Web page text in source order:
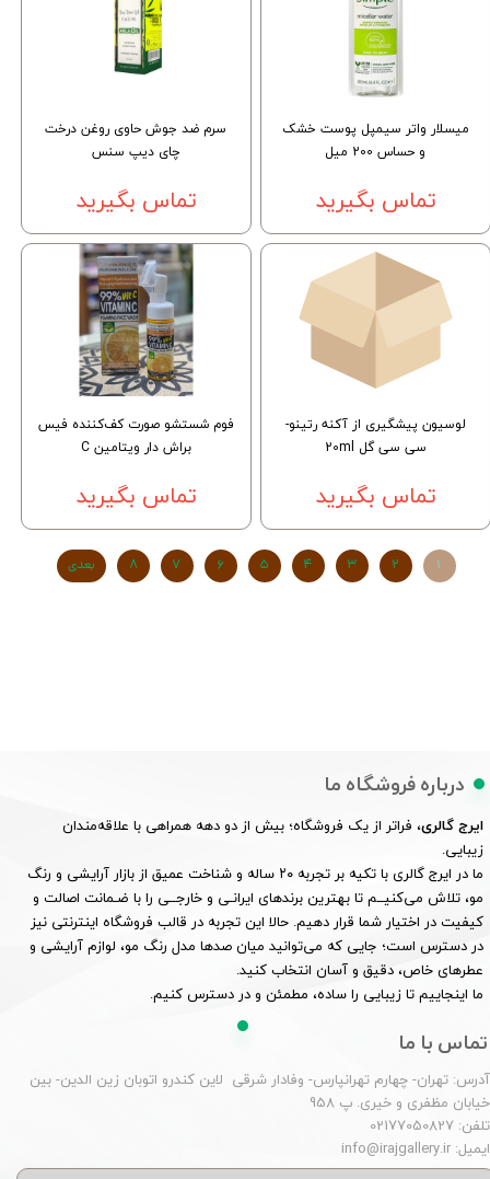
میسلار واتر سیمپل پوست خشک
و حساس 200 میل
تماس بگیرید
سرم ضد جوش حاوی روغن درخت
چای دیپ سنس
تماس بگیرید
لوسیون پیشگیری از آکنه رتینو-
سی سی گل 20ml
تماس بگیرید
فوم شستشو صورت کف‌کننده فیس
براش دار ویتامین C
تماس بگیرید
۱ ۲ ۳ ۴ ۵ ۶ ۷ ۸ بعدی
درباره فروشگاه ما
ایرج گالری، فراتر از یک فروشگاه؛ بیش از دو دهه همراهی با علاقه‌مندان
زیبایی.
ما در ایرج گالری با تکیه بر تجربه ۲۰ ساله و شناخت عمیق از بازار آرایشی و رنگ
مو، تلاش می‌کنیــم تا بهترین برندهای ایرانـی و خارجــی را با ضـمانت اصالت و
کیفیت در اختیار شما قرار دهیم. حالا این تجربه در قالب فروشگاه اینترنتی نیز
در دسترس است؛ جایی که می‌توانید میان صدها مدل رنگ مو، لوازم آرایشی و
عطرهای خاص، دقیق و آسان انتخاب کنید.
ما اینجاییم تا زیبایی را ساده، مطمئن و در دسترس کنیم.
تماس با ما
آدرس: تهران- چهارم تهرانپارس- وفادار شرقی لاین کندرو اتوبان زین الدین- بین
خیابان مظفری و خیری. پ 958
تلفن: 02177050827
ایمیل: info@irajgallery.ir